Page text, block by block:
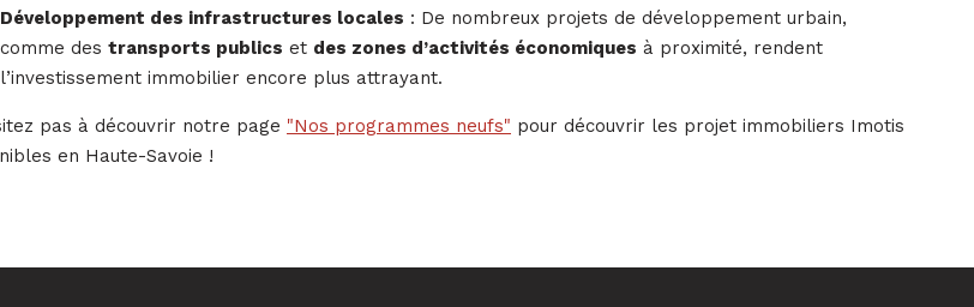
Développement des infrastructures locales : De nombreux projets de développement urbain,
comme des transports publics et des zones d’activités économiques à proximité, rendent
l’investissement immobilier encore plus attrayant.
pas à découvrir notre page "Nos programmes neufs" pour découvrir les projet immobiliers Imotis
en Haute-Savoie !